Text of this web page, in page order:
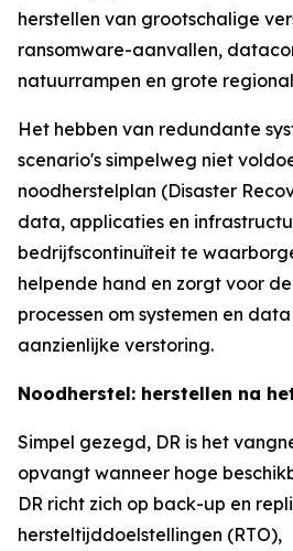
herstellen van grootschalige
ransomware-aanvallen,
natuurrampen en grote
Het hebben van redundante
scenario's simpelweg niet
noodherstelplan (Disaster
data, applicaties en
bedrijfscontinuïteit te
helpende hand en zorgt voor
processen om systemen en
aanzienlijke verstoring.
Noodherstel: herstellen na
Simpel gezegd, DR is het
opvangt wanneer hoge
DR richt zich op back-up en
hersteltijddoelstellingen (RTO),